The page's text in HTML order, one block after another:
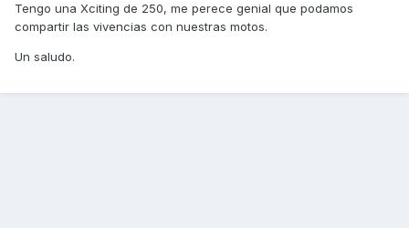
Tengo una Xciting de 250, me perece genial que podamos
compartir las vivencias con nuestras motos.
Un saludo.